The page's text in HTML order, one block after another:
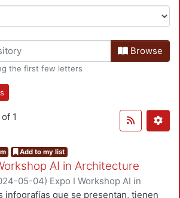
Browse
the first few letters
1
Add to my list
AI in Architecture
05-04) Expo I Workshop AI in
(1ª : 2024 : UAM
infografías que se presentan, tienen